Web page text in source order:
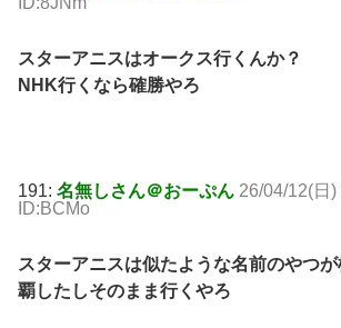
スターアニスはオークス行くんか？
NHK行くなら確勝やろ
191: 名無しさん＠おーぷん 26/04/12(日)
ID:BCMo
スターアニスは似たような名前のやつ
覇したしそのまま行くやろ